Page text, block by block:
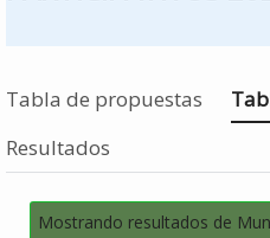
Tabla de propuestas
Resultados
Mostrando resultados de